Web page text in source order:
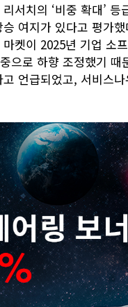
서치의 ‘비중 확대’
여지가 있다고 평가
켓이 2025년 기업 소
으로 하향 조정했기
언급되었고, 서비스